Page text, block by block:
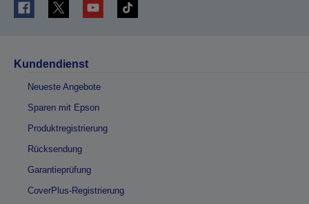
Kundendienst
Neueste Angebote
Sparen mit Epson
Produktregistrierung
Rücksendung
Garantieprüfung
CoverPlus-Registrierung